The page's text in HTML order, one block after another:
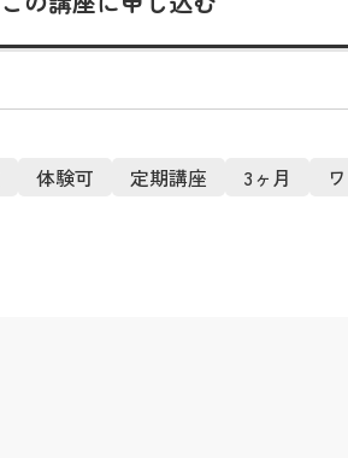
体験可 定期講座 3ヶ月